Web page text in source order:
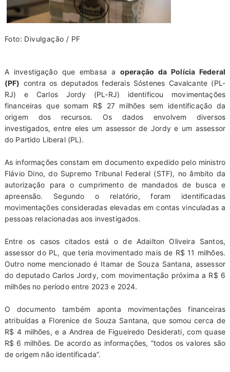
Foto: Divulgação / PF
A investigação que embasa a operação da Polícia Federal
(PF) contra os deputados federais Sóstenes Cavalcante (PL-
RJ) e Carlos Jordy (PL-RJ) identificou movimentações
financeiras que somam R$ 27 milhões sem identificação da
origem dos recursos. Os dados envolvem diversos
investigados, entre eles um assessor de Jordy e um assessor
do Partido Liberal (PL).
As informações constam em documento expedido pelo ministro
Flávio Dino, do Supremo Tribunal Federal (STF), no âmbito da
autorização para o cumprimento de mandados de busca e
apreensão. Segundo o relatório, foram identificadas
movimentações consideradas elevadas em contas vinculadas a
pessoas relacionadas aos investigados.
Entre os casos citados está o de Adailton Oliveira Santos,
assessor do PL, que teria movimentado mais de R$ 11 milhões.
Outro nome mencionado é Itamar de Souza Santana, assessor
do deputado Carlos Jordy, com movimentação próxima a R$ 6
milhões no período entre 2023 e 2024.
O documento também aponta movimentações financeiras
atribuídas a Florenice de Souza Santana, que somou cerca de
R$ 4 milhões, e a Andrea de Figueiredo Desiderati, com quase
R$ 6 milhões. De acordo as informações, “todos os valores são
de origem não identificada”.